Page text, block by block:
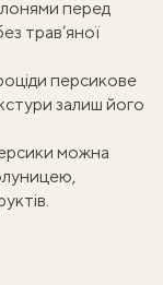
перед
трав’яної
персикове
залиш його
можна